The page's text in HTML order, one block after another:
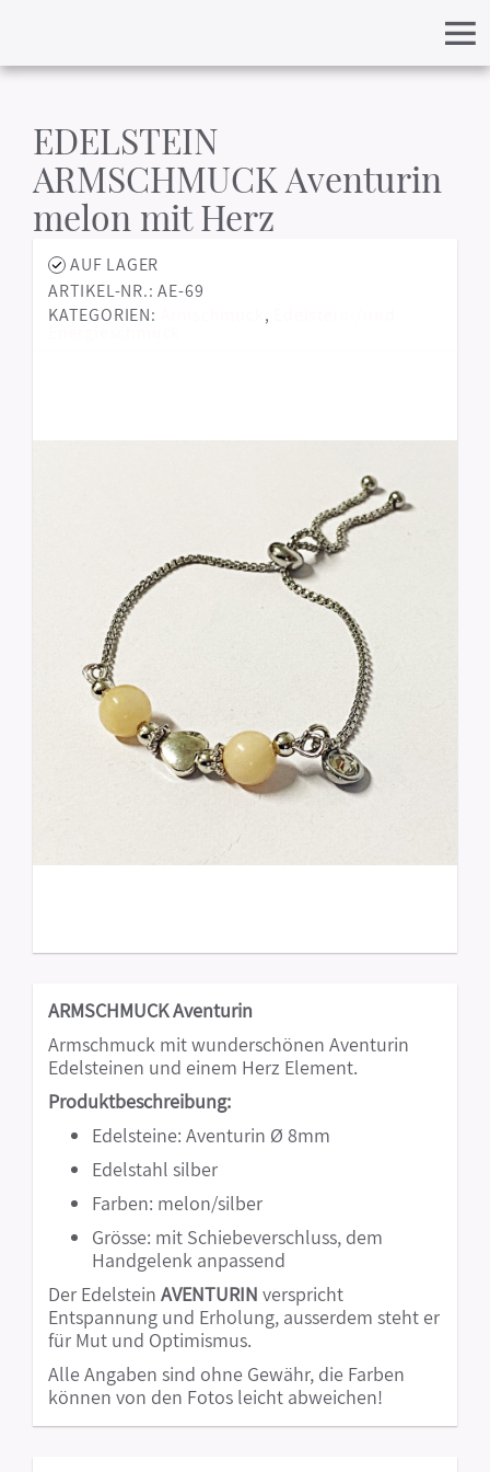
EDELSTEIN
ARMSCHMUCK Aventurin
melon mit Herz
AUF LAGER
ARTIKEL-NR.: AE-69
KATEGORIEN:
,
ARMSCHMUCK Aventurin
Armschmuck mit wunderschönen Aventurin
Edelsteinen und einem Herz Element.
Produktbeschreibung:
Edelsteine: Aventurin Ø 8mm
Edelstahl silber
Farben: melon/silber
Grösse: mit Schiebeverschluss, dem
Handgelenk anpassend
Der Edelstein AVENTURIN verspricht
Entspannung und Erholung, ausserdem steht er
für Mut und Optimismus.
Alle Angaben sind ohne Gewähr, die Farben
können von den Fotos leicht abweichen!